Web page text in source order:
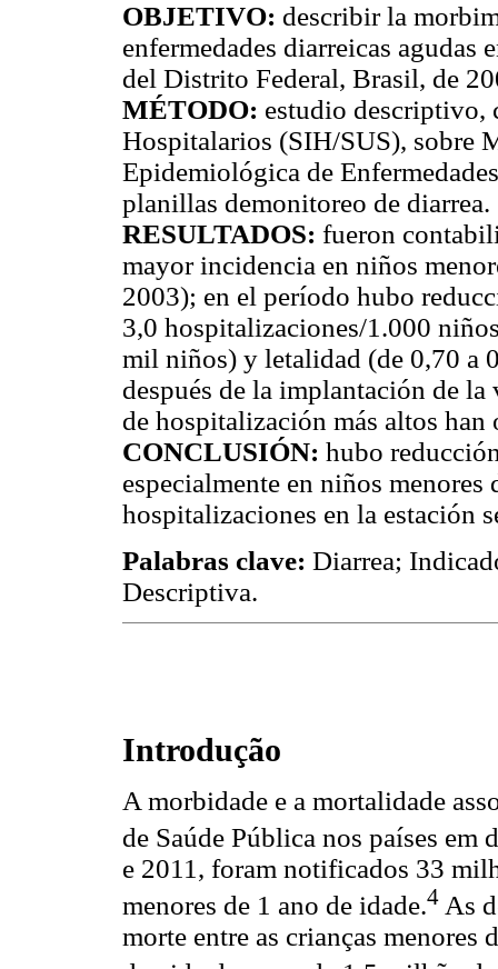
OBJETIVO: describir la
enfermedades diarreicas agudas
del Distrito Federal, Brasil, de
MÉTODO: estudio descriptivo,
Hospitalarios (SIH/SUS), sobre
Epidemiológica de
planillas demonitoreo de diarrea.
RESULTADOS: fueron
mayor incidencia en niños
2003); en el período hubo
3,0 hospitalizaciones/1.000
mil niños) y letalidad (de 0,70 a
después de la implantación de
de hospitalización más altos
CONCLUSIÓN: hubo
especialmente en niños
hospitalizaciones en la estación
Palabras clave: Diarrea;
Descriptiva.
Introdução
A morbidade e a mortalidade
de Saúde Pública nos países em
e 2011, foram notificados 33
menores de 1 ano de idade.4 As
morte entre as crianças menores